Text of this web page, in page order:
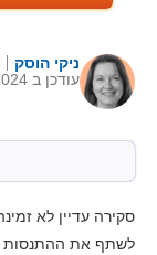
ניקי הוסק
עודכן ב 06.02.2024
מאפיינים מרכזיים